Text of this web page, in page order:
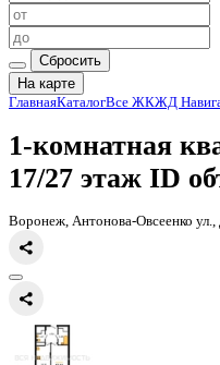
Сбросить
На карте
Главная КаталогВсе ЖК ЖД
1-
17/27 этаж